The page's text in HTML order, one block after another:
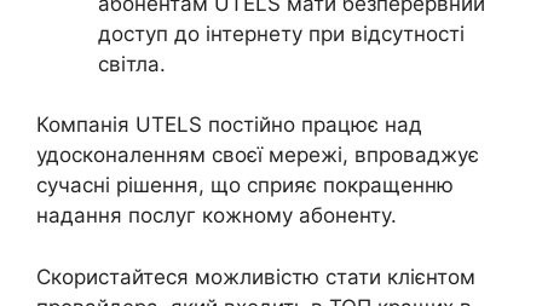
доступ до інтернету при відсутності
світла.
Компанія UTELS постійно працює над
удосконаленням своєї мережі, впроваджує
сучасні рішення, що сприяє покращенню
надання послуг кожному абоненту.
Скористайтеся можливістю стати клієнтом